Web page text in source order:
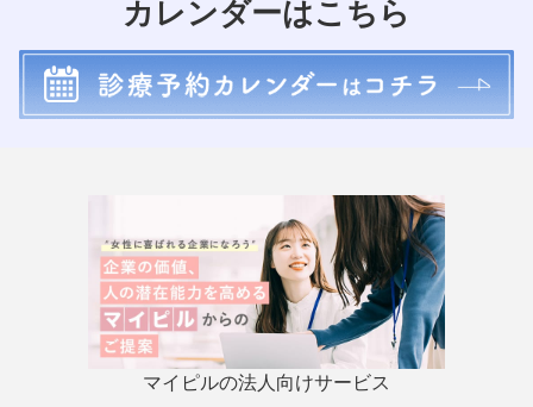
カレンダーはこちら
マイピルの法人向けサービス